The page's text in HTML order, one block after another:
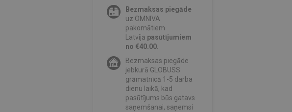
Bezmaksas piegāde
uz OMNIVA
pakomātiem
Latvijā pasūtījumiem
no €40.00.
Bezmaksas piegāde
jebkurā GLOBUSS
grāmatnīcā 1-5 darba
dienu laikā, kad
pasūtījums būs gatavs
saņemšanai, saņemsi